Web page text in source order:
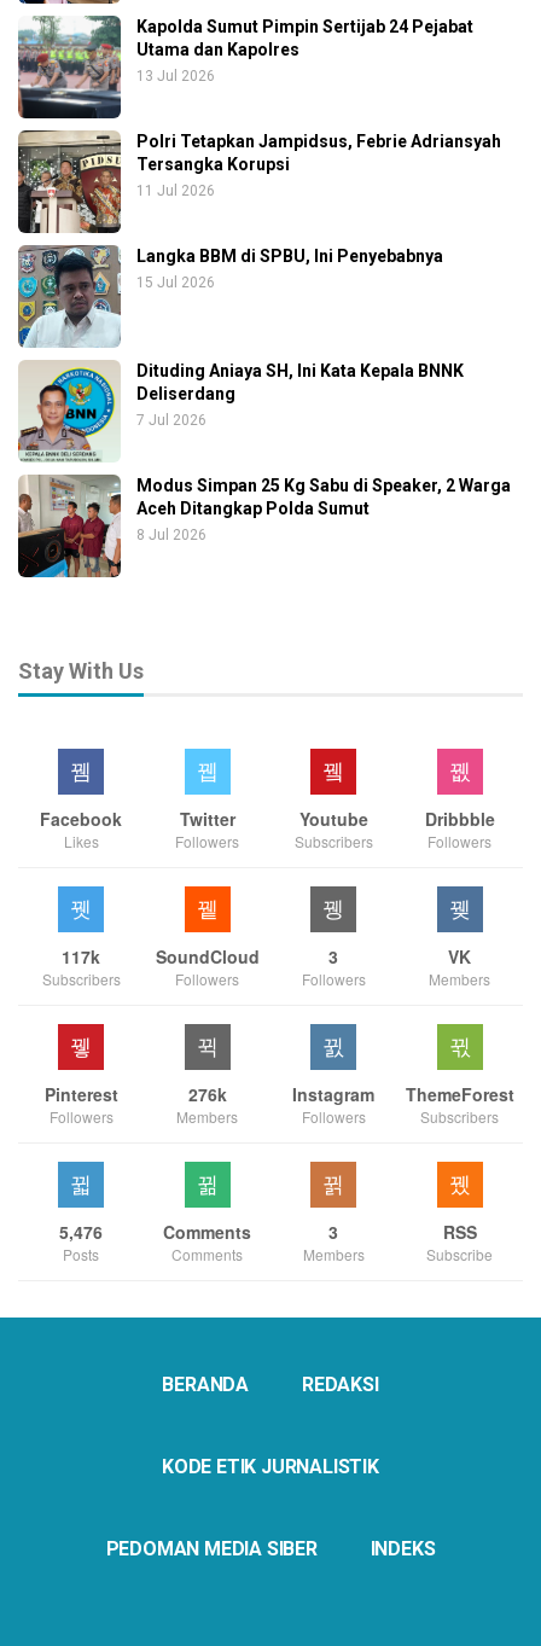
Kapolda Sumut Pimpin Sertijab 24 Pejabat
Utama dan Kapolres
13 Jul 2026
Polri Tetapkan Jampidsus, Febrie Adriansyah
Tersangka Korupsi
11 Jul 2026
Langka BBM di SPBU, Ini Penyebabnya
15 Jul 2026
Dituding Aniaya SH, Ini Kata Kepala BNNK
Deliserdang
7 Jul 2026
Modus Simpan 25 Kg Sabu di Speaker, 2 Warga
Aceh Ditangkap Polda Sumut
8 Jul 2026
Stay With Us
Facebook
Likes
Twitter
Followers
Youtube
Subscribers
Dribbble
Followers
117k
Subscribers
SoundCloud
Followers
3
Followers
VK
Members
Pinterest
Followers
276k
Members
Instagram
Followers
ThemeForest
Subscribers
5,476
Posts
Comments
Comments
3
Members
RSS
Subscribe
BERANDA REDAKSI
KODE ETIK JURNALISTIK
PEDOMAN MEDIA SIBER INDEKS